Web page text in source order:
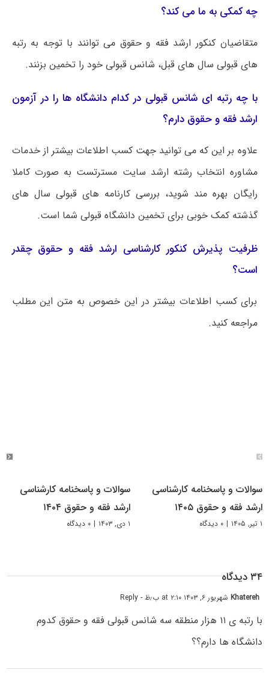
چه کمکی به ما می کند؟
متقاضیان کنکور ارشد فقه و حقوق می توانند با توجه به رتبه
های قبولی سال های قبل، شانس قبولی خود را تخمین بزنند.
با چه رتبه ای شانس قبولی در کدام دانشگاه ها را در آزمون
ارشد فقه و حقوق دارم؟
علاوه بر این که می توانید جهت کسب اطلاعات بیشتر از خدمات
مشاوره انتخاب رشته ارشد سایت مسترتست به صورت کاملا
رایگان بهره مند شوید، بررسی کارنامه های قبولی سال های
گذشته کمک خوبی برای تخمین دانشگاه قبولی شما است.
ظرفیت پذیرش کنکور کارشناسی ارشد فقه و حقوق چقدر
است؟
برای کسب اطلاعات بیشتر در این خصوص به متن این مطلب
مراجعه کنید.
سوالات و پاسخنامه کارشناسی
ارشد فقه و حقوق ۱۴۰۵
۱ تیر, ۱۴۰۵ | ۰ دیدگاه
سوالات و پاسخنامه کارشناسی
ارشد فقه و حقوق ۱۴۰۴
۱ دی, ۱۴۰۳ | ۰ دیدگاه
۳۴ دیدگاه
Khaterehشهریور ۶, ۱۴۰۳ at ۲:۱۰ ب٫ظ - Reply
با رتبه ی ۱۱ هزار منطقه سه شانس قبولی فقه و حقوق کدوم
دانشگاه ها دارم؟؟